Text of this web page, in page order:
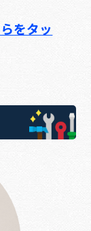
をタッ